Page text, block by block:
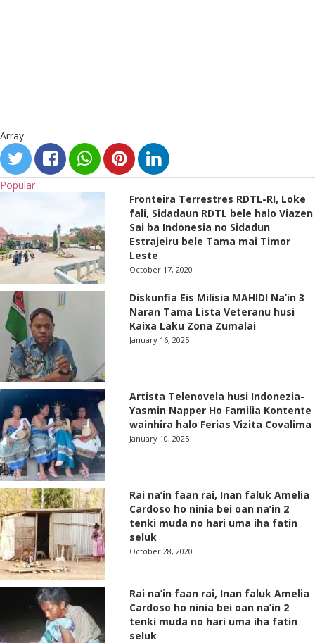
Array
Popular
Fronteira Terrestres RDTL-RI, Loke
fali, Sidadaun RDTL bele halo Viazen
Sai ba Indonesia no Sidadun
Estrajeiru bele Tama mai Timor
Leste
October 17, 2020
Diskunfia Eis Milisia MAHIDI Na’in 3
Naran Tama Lista Veteranu husi
Kaixa Laku Zona Zumalai
January 16, 2025
Artista Telenovela husi Indonezia-
Yasmin Napper Ho Familia Kontente
wainhira halo Ferias Vizita Covalima
January 10, 2025
Rai na’in faan rai, Inan faluk Amelia
Cardoso ho ninia bei oan na’in 2
tenki muda no hari uma iha fatin
seluk
October 28, 2020
Rai na’in faan rai, Inan faluk Amelia
Cardoso ho ninia bei oan na’in 2
tenki muda no hari uma iha fatin
seluk